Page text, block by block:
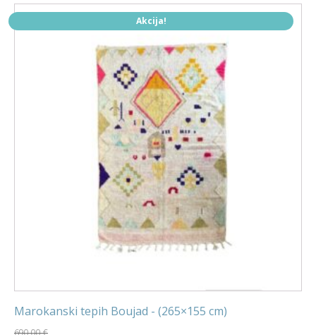
Akcija!
Marokanski tepih Boujad - (265×155 cm)
690,00€